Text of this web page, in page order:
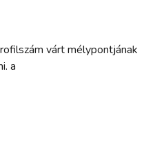
várt mélypontjának
a